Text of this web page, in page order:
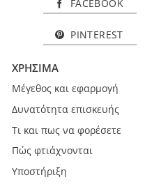
FACEBOOK
PINTEREST
ΧΡΗΣΙΜΑ
Μέγεθος και εφαρμογή
Δυνατότητα επισκευής
Τι και πως να φορέσετε
Πώς φτιάχνονται
Υποστήριξη